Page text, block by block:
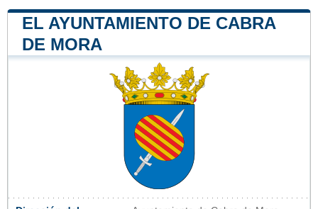
EL AYUNTAMIENTO DE CABRA
DE MORA